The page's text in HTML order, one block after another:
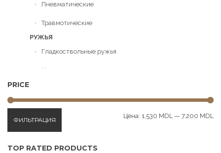
Пневматические
Травмотические
РУЖЬЯ
Гладкоствольные ружья
Нарезные ружья
ПАТРОНЫ
Нарезные
PRICE
ФИЛЬТРАЦИЯ
Цена: 1,530 MDL — 7,200 MDL
TOP RATED PRODUCTS